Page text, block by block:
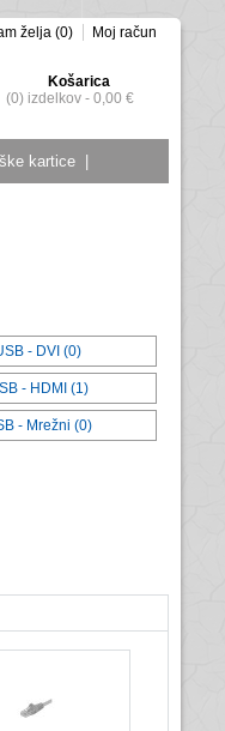
Košarica
(0) izdelkov - 0,00 €
želja (0) Moj račun
kartice
- DVI (0)
- HDMI (1)
- Mrežni (0)